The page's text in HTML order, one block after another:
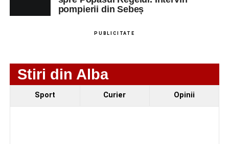
pompierii din Sebeș
PUBLICITATE
Stiri din Alba
Sport Curier Opinii